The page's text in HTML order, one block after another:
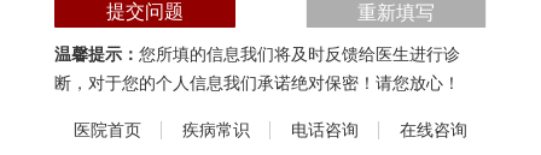
温馨提示： 您所填的信息我们将及时反馈给医生进行诊
断，对于您的个人信息我们承诺绝对保密！请您放心！
医院首页 疾病常识 电话咨询
在线咨询